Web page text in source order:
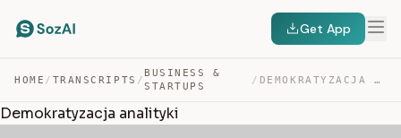
Get App
HOME / TRANSCRIPTS /
BUSINESS &
STARTUPS
/ DEMOKRATYZACJA ANALITYKI — TRANSCRIPT
Demokratyzacja analityki